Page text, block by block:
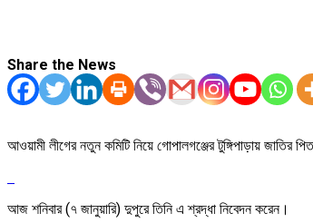
Share the News
আওয়ামী লীগের নতুন কমিটি নিয়ে গোপালগঞ্জের টুঙ্গিপাড়ায় জাতির
আজ শনিবার (৭ জানুয়ারি) দুপুরে তিনি এ শ্রদ্ধা নিবেদন করেন।